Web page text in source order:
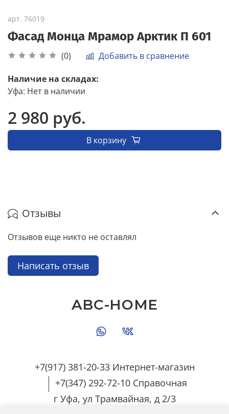
арт. 76019
Фасад Монца Мрамор Арктик П 601
(0) Добавить в сравнение
Наличие на складах:
Уфа: Нет в наличии
2 980 руб.
В корзину
Отзывы
Отзывов еще никто не оставлял
Написать отзыв
+7(917) 381-20-33 Интернет-магазин
+7(347) 292-72-10 Справочная
г Уфа, ул Трамвайная, д 2/3
ABC-HOME